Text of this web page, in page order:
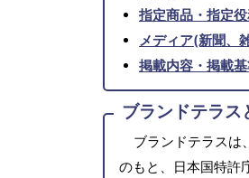
指定商品・指定
メディア(新聞、
掲載内容・掲載
ブランドテラス
ブランドテラスは
のもと、日本国特許